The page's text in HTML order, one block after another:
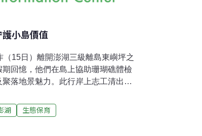
小島價值
15日）離開澎湖三級離島東嶼坪之
回憶，他們在島上協助珊瑚礁體檢
落地景魅力。此行岸上志工清出了
的風采。這是台灣環境資訊協會持
假期」，邀請志工一邊體驗特殊的
湖 生態保育